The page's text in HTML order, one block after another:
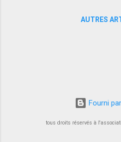
AUTRES
Fourni
tous droits réservés à